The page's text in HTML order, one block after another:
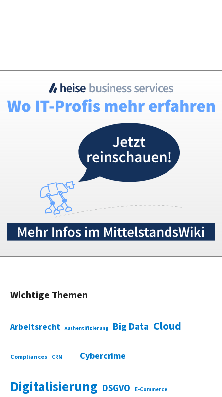
Wichtige Themen
Arbeitsrecht Authentifizierung Big Data Cloud
Compliances CRM Cybercrime
Digitalisierung DSGVO E-Commerce